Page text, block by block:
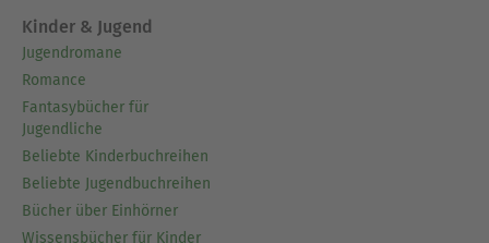
Kinder & Jugend
Jugendromane
Romance
Fantasybücher für
Jugendliche
Beliebte Kinderbuchreihen
Beliebte Jugendbuchreihen
Bücher über Einhörner
Wissensbücher für Kinder